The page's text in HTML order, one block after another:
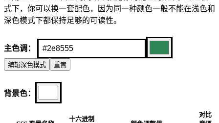
式下，你可以换一套配色，因为同一种颜色一般不能在浅色和
深色模式下都保持足够的可读性。
主色调：
编辑深色模式 重置
背景色：
十六进制
对比